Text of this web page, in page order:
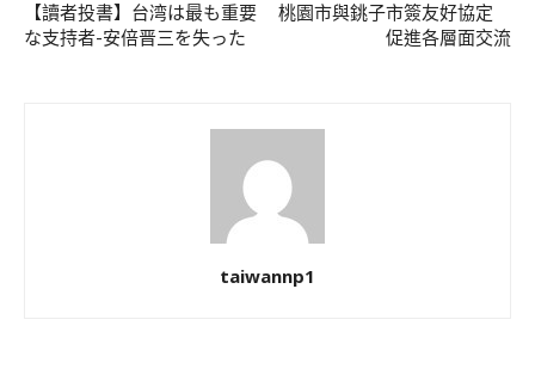
【讀者投書】台湾は最も重要
な支持者-安倍晋三を失った
桃園市與銚子市簽友好協定
促進各層面交流
taiwannp1